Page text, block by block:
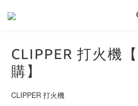
CLIPPER 打火機
購】
CLIPPER 打火機